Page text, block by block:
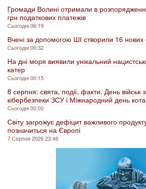
Громади Волині отримали в
грн податкових платежів
Сьогодні 06:19
Вчені за допомогою ШІ створили 16 нових
Сьогодні 00:32
На дні моря виявили унікальний
катер
Сьогодні 00:15
8 серпня: свята, події, факти. День військ
кібербезпеки ЗСУ і Міжнародний день кота
Сьогодні 00:00
Світу загрожує дефіцит важливого
позначиться на Європі
7 Серпня 2026 23:46